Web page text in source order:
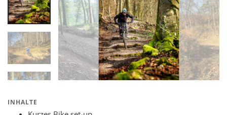
INHALTE